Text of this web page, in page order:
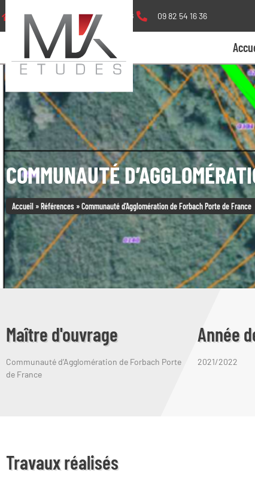
3, rue de Metz - 57990 IPPLING 09 82 54 16 36
COMMUNAUTÉ
Accueil »Références »Communauté d’Agglomération de Forbach Porte de France
Maître d'ouvrage
Communauté d’Agglomération de Forbach Porte
de France
Année
2021/2022
Travaux réalisés